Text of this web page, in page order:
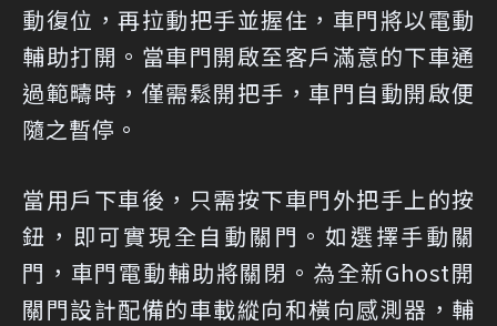
動復位，再拉動把手並握住，車門將以電動
輔助打開。當車門開啟至客戶滿意的下車通
過範疇時，僅需鬆開把手，車門自動開啟便
隨之暫停。
當用戶下車後，只需按下車門外把手上的按
鈕，即可實現全自動關門。如選擇手動關
門，車門電動輔助將關閉。為全新Ghost開
關門設計配備的車載縱向和橫向感測器，輔